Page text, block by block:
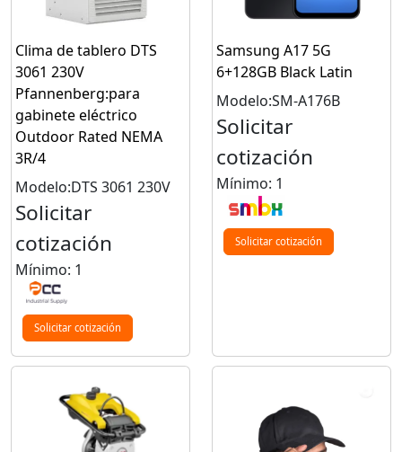
Clima de tablero DTS
3061 230V
Pfannenberg:para
gabinete eléctrico
Outdoor Rated NEMA
3R/4
Modelo:DTS 3061 230V
Solicitar
cotización
Mínimo: 1
Solicitar cotización
Samsung A17 5G
6+128GB Black Latin
Modelo:SM-A176B
Solicitar
cotización
Mínimo: 1
Solicitar cotización